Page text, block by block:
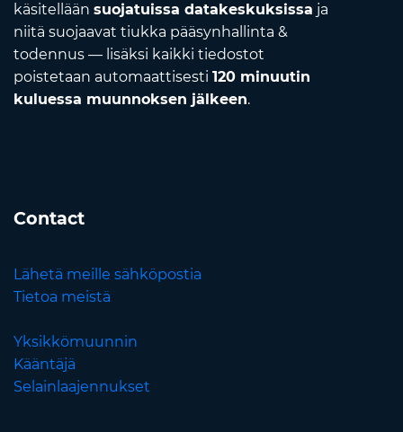
käsitellään suojatuissa datakeskuksissa ja
niitä suojaavat tiukka pääsynhallinta &
todennus — lisäksi kaikki tiedostot
poistetaan automaattisesti 120 minuutin
kuluessa muunnoksen jälkeen.
Contact
Lähetä meille sähköpostia
Tietoa meistä
Yksikkömuunnin
Kääntäjä
Selainlaajennukset